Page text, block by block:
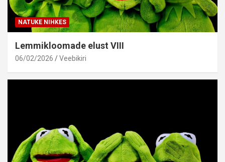
NATUKE NIHKES
Lemmikloomade elust VIII
06/02/2026 Veebikiri